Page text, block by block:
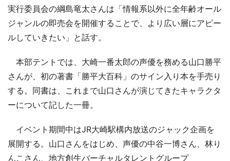
実行委員会の綱島竜太さんは「情報系以外に全年齢オール
ジャンルの即売会を開催することで、より広い層にアピー
ルしていきたい」と話す。
本部テントでは、大崎一番太郎の声優を務める山口勝平
さんが、初の著書「勝平大百科」のサイン入り本を手売り
する。同書は、これまで山口さんが演じてきたキャラクタ
ーについて記した一冊。
イベント期間中はJR大崎駅構内放送のジャック企画を
展開する。山口さんをはじめ、声優の中谷一博さん、林り
んこさん、地方創生バーチャルタレントグループ